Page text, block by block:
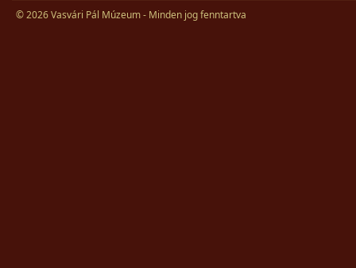
© 2026 Vasvári Pál Múzeum - Minden jog fenntartva